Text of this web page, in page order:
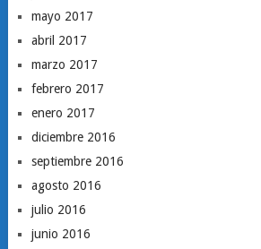
mayo 2017
abril 2017
marzo 2017
febrero 2017
enero 2017
diciembre 2016
septiembre 2016
agosto 2016
julio 2016
junio 2016